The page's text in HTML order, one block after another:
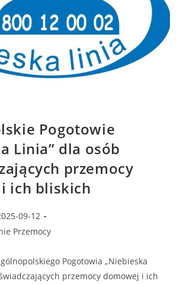
Pogotowie
Linia” dla osób
przemocy
ich bliskich
09-12
Przemocy
Pogotowia „Niebieska
przemocy domowej i ich